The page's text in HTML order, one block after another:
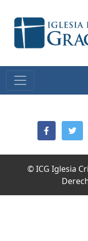
© ICG Iglesia